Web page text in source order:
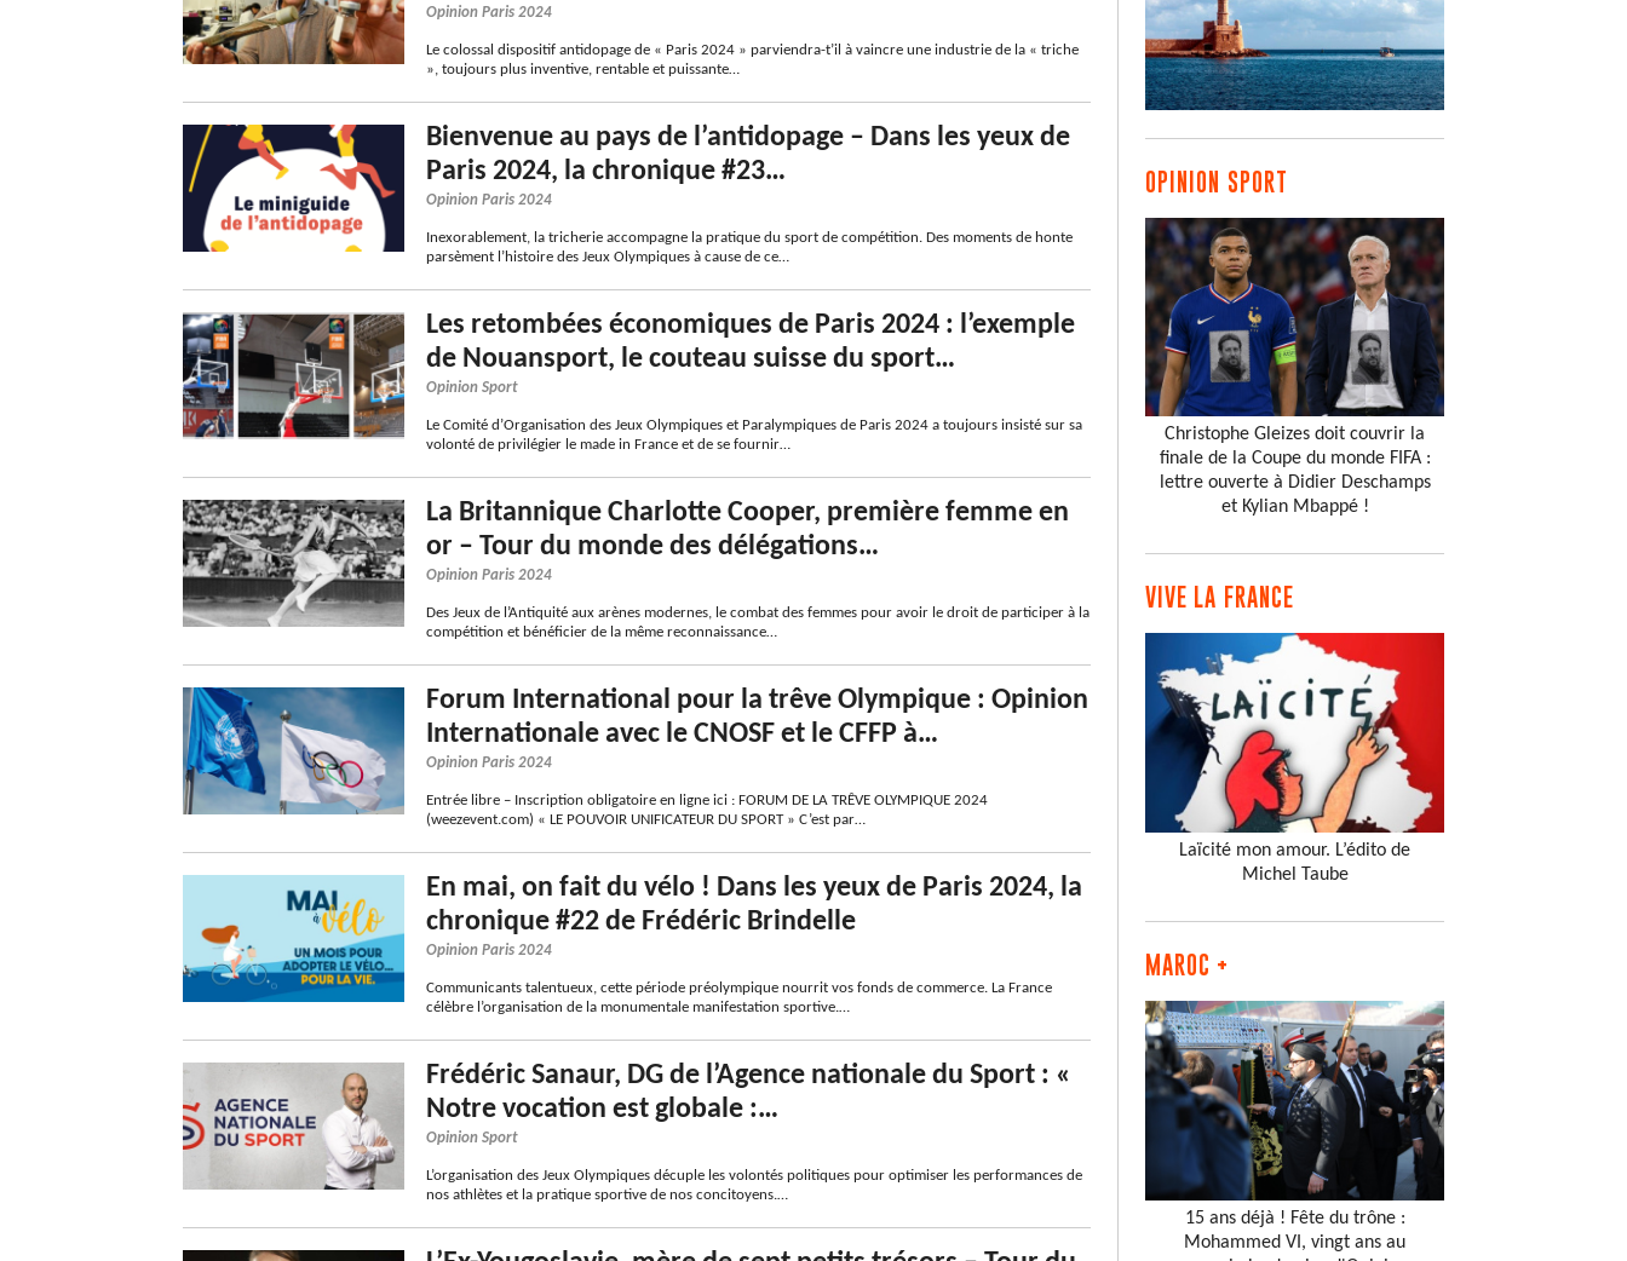
Opinion Paris 2024
Le colossal dispositif antidopage de « Paris 2024 » parviendra-t’il à vaincre une industrie de la « triche
», toujours plus inventive, rentable et puissante…
Bienvenue au pays de l’antidopage – Dans les yeux de
Paris 2024, la chronique #23…
Opinion Paris 2024
Inexorablement, la tricherie accompagne la pratique du sport de compétition. Des moments de honte
parsèment l’histoire des Jeux Olympiques à cause de ce…
Les retombées économiques de Paris 2024 : l’exemple
de Nouansport, le couteau suisse du sport…
Opinion Sport
Le Comité d’Organisation des Jeux Olympiques et Paralympiques de Paris 2024 a toujours insisté sur sa
volonté de privilégier le made in France et de se fournir…
La Britannique Charlotte Cooper, première femme en
or – Tour du monde des délégations…
Opinion Paris 2024
Des Jeux de l’Antiquité aux arènes modernes, le combat des femmes pour avoir le droit de participer à la
compétition et bénéficier de la même reconnaissance…
Forum International pour la trêve Olympique : Opinion
Internationale avec le CNOSF et le CFFP à…
Opinion Paris 2024
Entrée libre – Inscription obligatoire en ligne ici : FORUM DE LA TRÊVE OLYMPIQUE 2024
(weezevent.com) « LE POUVOIR UNIFICATEUR DU SPORT » C’est par…
En mai, on fait du vélo ! Dans les yeux de Paris 2024, la
chronique #22 de Frédéric Brindelle
Opinion Paris 2024
Communicants talentueux, cette période préolympique nourrit vos fonds de commerce. La France
célèbre l’organisation de la monumentale manifestation sportive.…
Frédéric Sanaur, DG de l’Agence nationale du Sport : «
Notre vocation est globale :…
Opinion Sport
L’organisation des Jeux Olympiques décuple les volontés politiques pour optimiser les performances de
nos athlètes et la pratique sportive de nos concitoyens.…
OPINION SPORT
Christophe Gleizes doit couvrir la
finale de la Coupe du monde FIFA :
lettre ouverte à Didier Deschamps
et Kylian Mbappé !
VIVE LA FRANCE
Laïcité mon amour. L’édito de
Michel Taube
MAROC +
15 ans déjà ! Fête du trône :
Mohammed VI, vingt ans au